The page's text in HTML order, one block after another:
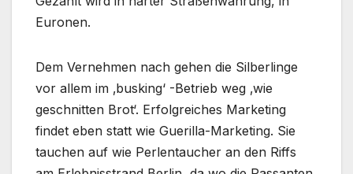
Euronen.
Dem Vernehmen nach gehen die Silberlinge
vor allem im ‚busking‘ -Betrieb weg ‚wie
geschnitten Brot‘. Erfolgreiches Marketing
findet eben statt wie Guerilla-Marketing. Sie
tauchen auf wie Perlentaucher an den Riffs